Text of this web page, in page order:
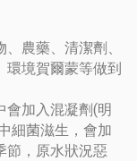
農藥、清潔劑、
環境賀爾蒙等做到
會加入混凝劑(明
細菌滋生，會加
節，原水狀況惡